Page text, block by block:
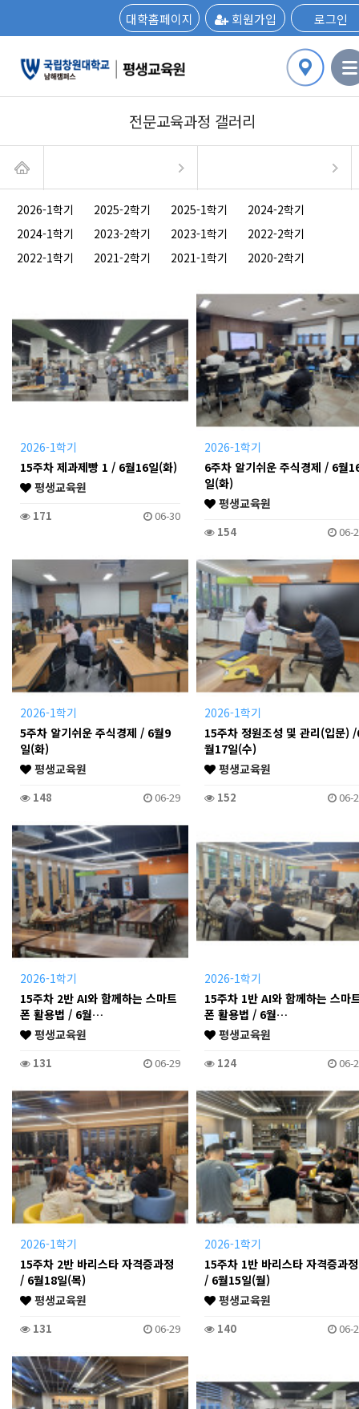
대학홈페이지 회원가입 로그인
전문교육과정 갤러리
2026-1학기 2025-2학기 2025-1학기
2024-2학기
2024-1학기
2023-2학기 2023-1학기
2022-2학기
2022-1학기
2021-2학기 2021-1학기 2020-2학기
2026-1학기
15주차 제과제빵 1 / 6월16일(화)
평생교육원
171 06-30
2026-1학기
6주차 알기쉬운 주식경제 / 6월
일(화)
평생교육원
154 06-
2026-1학기
5주차 알기쉬운 주식경제 / 6월9
일(화)
평생교육원
148 06-29
2026-1학기
15주차 정원조성 및 관리(입문)
월17일(수)
평생교육원
152 06-
2026-1학기
15주차 2반 AI와 함께하는 스마트
폰 활용법 / 6월…
평생교육원
131 06-29
2026-1학기
15주차 1반 AI와 함께하는 스마
폰 활용법 / 6월…
평생교육원
124 06-
2026-1학기
15주차 2반 바리스타 자격증과정
/ 6월18일(목)
평생교육원
131 06-29
2026-1학기
15주차 1반 바리스타 자격증과정
/ 6월15일(월)
평생교육원
140 06-